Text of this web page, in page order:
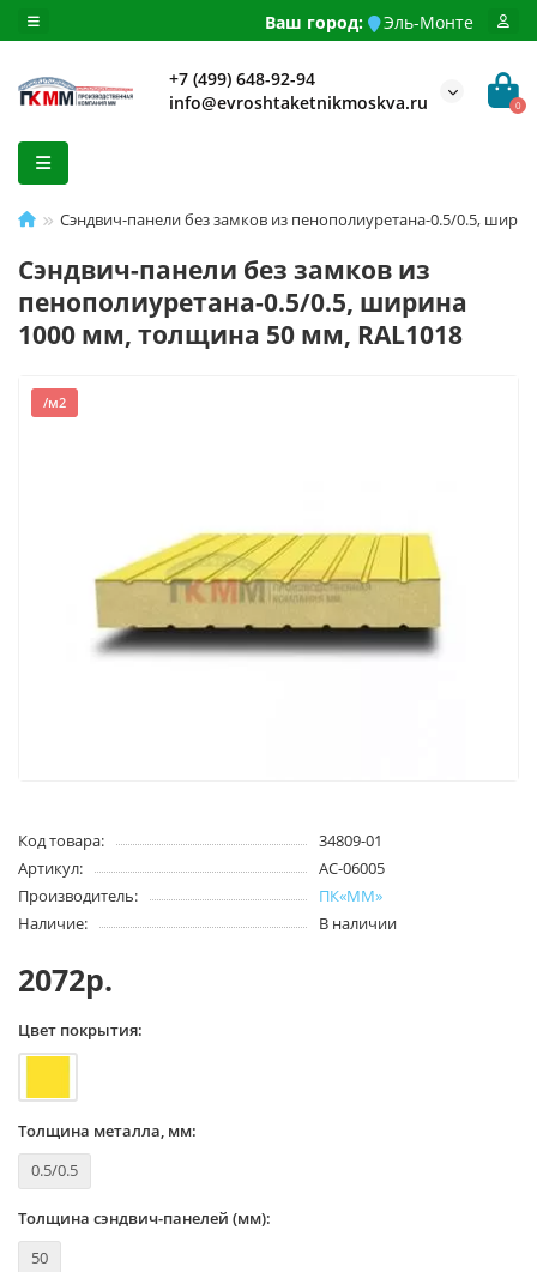
Ваш город: Эль-Монте
+7 (499) 648-92-94
info@evroshtaketnikmoskva.ru
0
Сэндвич-панели без замков из пенополиуретана-0.5/0.5,
Сэндвич-панели без замков из
пенополиуретана-0.5/0.5, ширина
1000 мм, толщина 50 мм, RAL1018
/м2
Код товара:
34809-01
Артикул:
AC-06005
Производитель:
ПК«ММ»
Наличие:
В наличии
2072р.
Цвет покрытия:
Толщина металла, мм:
0.5/0.5
Толщина сэндвич-панелей (мм):
50